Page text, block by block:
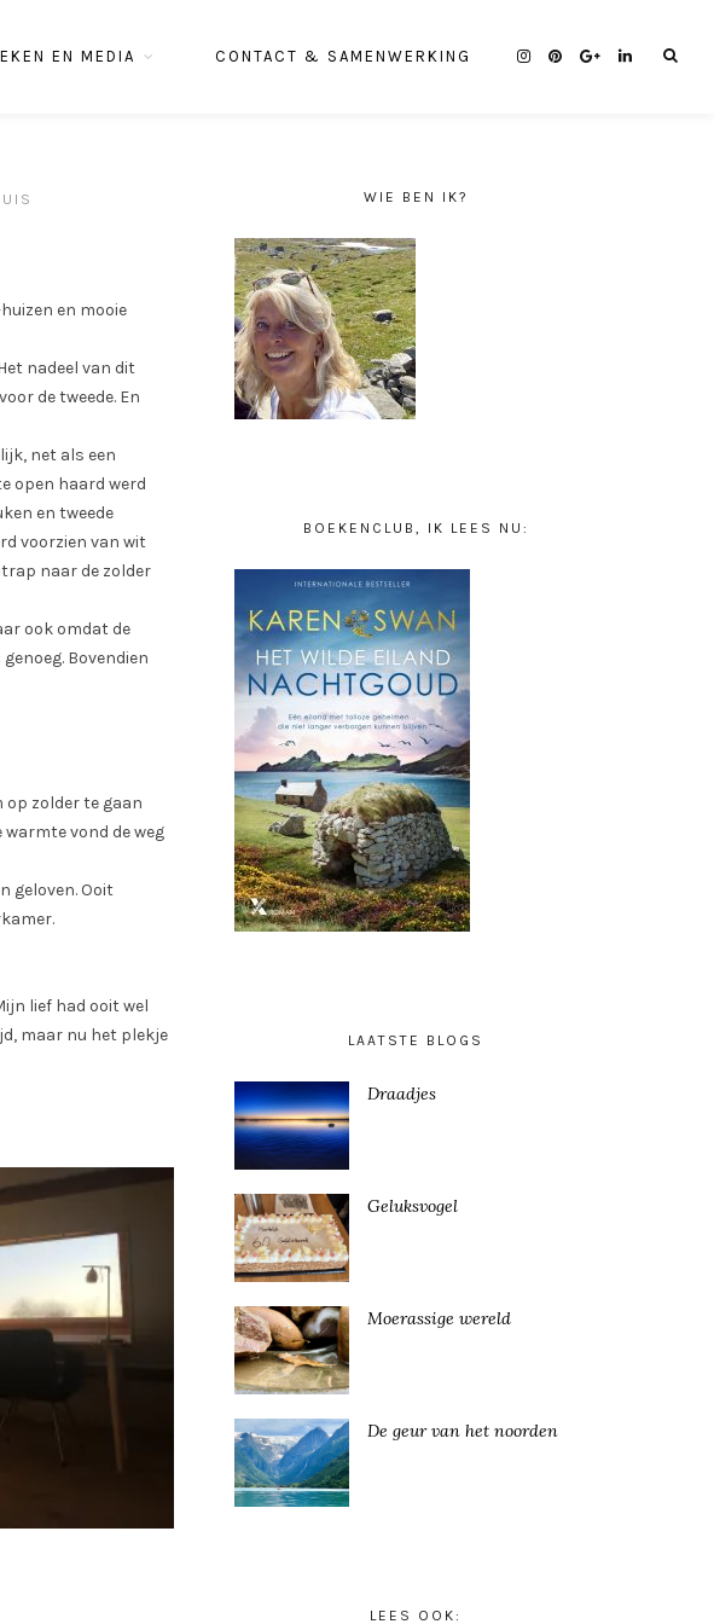
EN MEDIA CONTACT & SAMENWERKING
en mooie
nadeel van dit
de tweede. En
net als een
open haard werd
en tweede
voorzien van wit
naar de zolder
ook omdat de
Bovendien
zolder te gaan
vond de weg
geloven. Ooit
lief had ooit wel
maar nu het plekje
WIE BEN IK?
BOEKENCLUB, IK LEES NU:
LAATSTE BLOGS
Draadjes
Geluksvogel
Moerassige wereld
De geur van het noorden
LEES OOK: